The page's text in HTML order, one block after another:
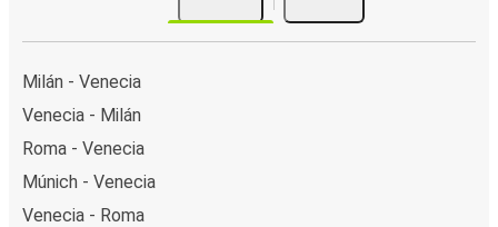
Milán - Venecia
Venecia - Milán
Roma - Venecia
Múnich - Venecia
Venecia - Roma